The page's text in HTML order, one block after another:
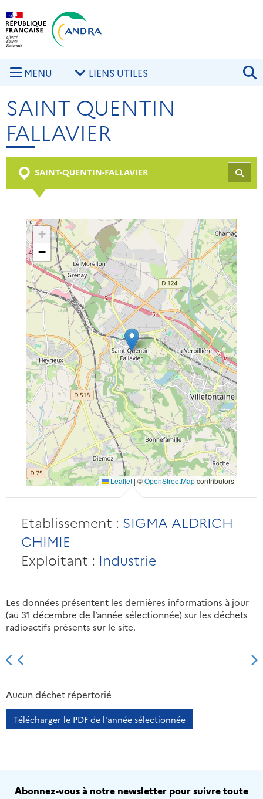
Aller au contenu principal
MENU LIENS UTILES
SAINT QUENTIN
FALLAVIER
SAINT-QUENTIN-FALLAVIER
+
−
Leaflet | ©OpenStreetMapcontributors
Etablissement : SIGMA ALDRICH
CHIMIE
Exploitant : Industrie
Les données présentent les dernières informations à jour
(au 31 décembre de l’année sélectionnée) sur les déchets
radioactifs présents sur le site.
2013 2014
Aucun déchet répertorié
Télécharger le PDF de l'année sélectionnée
Abonnez-vous à notre newsletter pour suivre toute